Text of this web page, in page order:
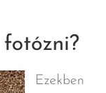
Ezekben